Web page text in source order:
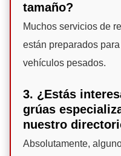
tamaño?
Muchos servicios de
están preparados
vehículos pesados.
3. ¿Estás
grúas
nuestro
Absolutamente,